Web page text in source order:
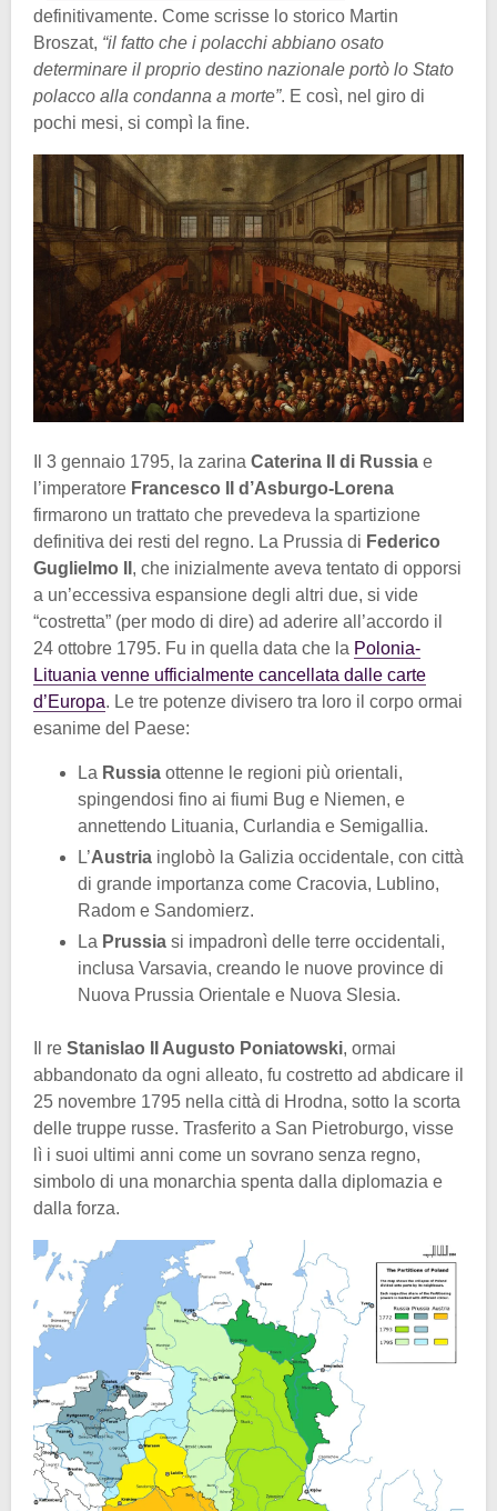
definitivamente. Come scrisse lo storico Martin
Broszat, “il fatto che i polacchi abbiano osato
determinare il proprio destino nazionale portò lo Stato
polacco alla condanna a morte”. E così, nel giro di
pochi mesi, si compì la fine.
Il 3 gennaio 1795, la zarina Caterina II di Russia e
l’imperatore Francesco II d’Asburgo-Lorena
firmarono un trattato che prevedeva la spartizione
definitiva dei resti del regno. La Prussia di Federico
Guglielmo II , che inizialmente aveva tentato di opporsi
a un’eccessiva espansione degli altri due, si vide
“costretta” (per modo di dire) ad aderire all’accordo il
24 ottobre 1795. Fu in quella data che la Polonia-
Lituania venne ufficialmente cancellata dalle carte
d’Europa. Le tre potenze divisero tra loro il corpo ormai
esanime del Paese:
La Russia ottenne le regioni più orientali,
spingendosi fino ai fiumi Bug e Niemen, e
annettendo Lituania, Curlandia e Semigallia.
L’Austria inglobò la Galizia occidentale, con città
di grande importanza come Cracovia, Lublino,
Radom e Sandomierz.
La Prussia si impadronì delle terre occidentali,
inclusa Varsavia, creando le nuove province di
Nuova Prussia Orientale e Nuova Slesia.
Il re Stanislao II Augusto Poniatowski, ormai
abbandonato da ogni alleato, fu costretto ad abdicare il
25 novembre 1795 nella città di Hrodna, sotto la scorta
delle truppe russe. Trasferito a San Pietroburgo, visse
lì i suoi ultimi anni come un sovrano senza regno,
simbolo di una monarchia spenta dalla diplomazia e
dalla forza.